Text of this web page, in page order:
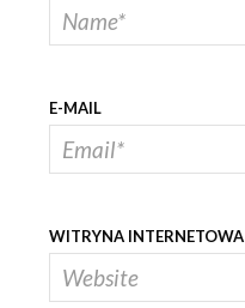
E-MAIL
WITRYNA INTERNETOWA